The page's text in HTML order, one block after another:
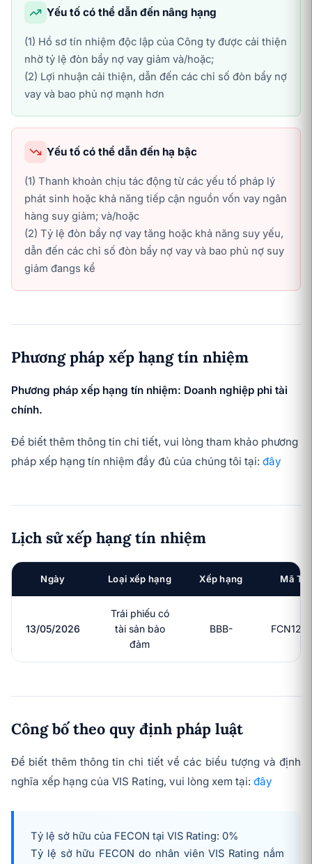
Yếu tố có thể dẫn đến nâng hạng
(1) Hồ sơ tín nhiệm độc lập của Công ty được cải thiện
nhờ tỷ lệ đòn bẩy nợ vay giảm và/hoặc;
(2) Lợi nhuận cải thiện, dẫn đến các chỉ số đòn bẩy nợ
vay và bao phủ nợ mạnh hơn
Yếu tố có thể dẫn đến hạ bậc
(1) Thanh khoản chịu tác động từ các yếu tố pháp lý
phát sinh hoặc khả năng tiếp cận nguồn vốn vay ngân
hàng suy giảm; và/hoặc
(2) Tỷ lệ đòn bẩy nợ vay tăng hoặc khả năng suy yếu,
dẫn đến các chỉ số đòn bẩy nợ vay và bao phủ nợ suy
giảm đangs kể
Phương pháp xếp hạng tín nhiệm
Phương pháp xếp hạng tín nhiệm: Doanh nghiệp phi tài
chính.
Để biết thêm thông tin chi tiết, vui lòng tham khảo phương
pháp xếp hạng tín nhiệm đầy đủ của chúng tôi tại: đây
Lịch sử xếp hạng tín nhiệm
Ngày Loại xếp hạng Xếp hạng Mã TP
13/05/2026
Trái phiếu có
tài sản bảo
đảm
BBB-
Công bố theo quy định pháp luật
Để biết thêm thông tin chi tiết về các biểu tượng và định
nghĩa xếp hạng của VIS Rating, vui lòng xem tại: đây
Tỷ lệ sở hữu của FECON tại VIS Rating: 0%
Tỷ lệ sở hữu FECON do nhân viên VIS Rating nắm